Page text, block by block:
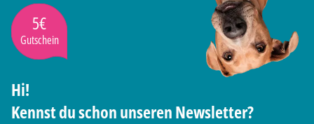
5€
Gutschein
Hi!
Kennst du schon unseren Newsletter?